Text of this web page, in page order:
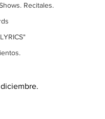
Recitales.